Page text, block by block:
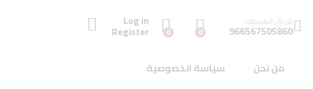
فريق المبيعات
966567505860
0
0
Log in
Register
من نحن
سياسة الخصوصية